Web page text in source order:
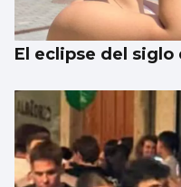
El eclipse del siglo